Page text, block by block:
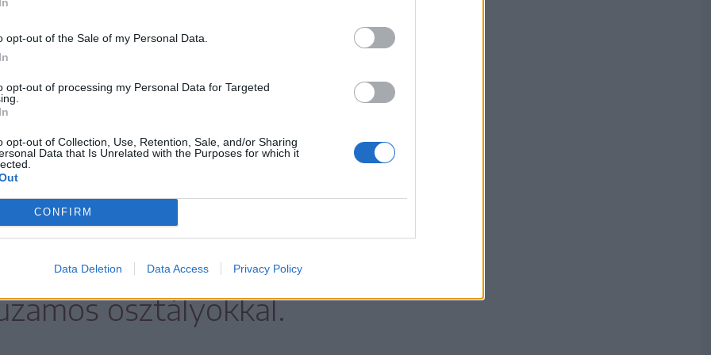
opt-out of the Sale of my Personal Data.
opt-out of processing my Personal Data for Targeted
opt-out of Collection, Use, Retention, Sale, and/or Sharing
Data that Is Unrelated with the Purposes for which it
CONFIRM
Data Deletion Data Access Privacy Policy
munkatársa szinte fél évszázaddal
vezetett vissza. „A maihoz képest
iskolakezdés” – jegyezte meg. A
volt:
magyar gyerek
első osztályt,
negyven fővel,
osztályokkal.